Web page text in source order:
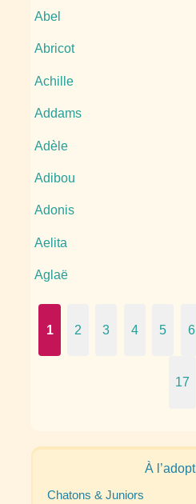
Abel
Abricot
Achille
Addams
Adèle
Adibou
Adonis
Aelita
Aglaë
1 2 3 4 5 6
17
À
Chatons & Juniors